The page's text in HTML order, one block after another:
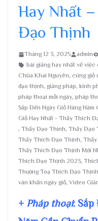
Hay Nhất
Đạo Thịnh
Tháng 12 3, 2025 admin
bài giảng hay nhất về
Chùa Khai Nguyên, cúng giỗ
đạo thịnh, giảng pháp, kinh
pháp thoại mỗi ngày, pháp
Sắp Đến Ngày Giỗ Hàng
Giỗ Hay Nhất - Thầy Thích
, Thầy Đạo Thịnh, Thầy Đạo
Thầy Thích Đạo Thịnh,
Thầy Thích Đạo Thịnh Mới
Thích Đạo Thịnh 2023,
Thượng Toạ Thích Đạo Thịnh
văn khấn ngày giỗ, Video
+ Pháp thoại: Sắp